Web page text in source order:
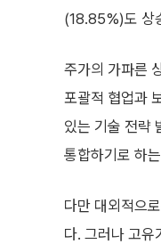
(18.85%)도 상
주가의 가파른
포괄적 협업과
있는 기술 전략
통합하기로 하
다만 대외적으
다. 그러나 고유